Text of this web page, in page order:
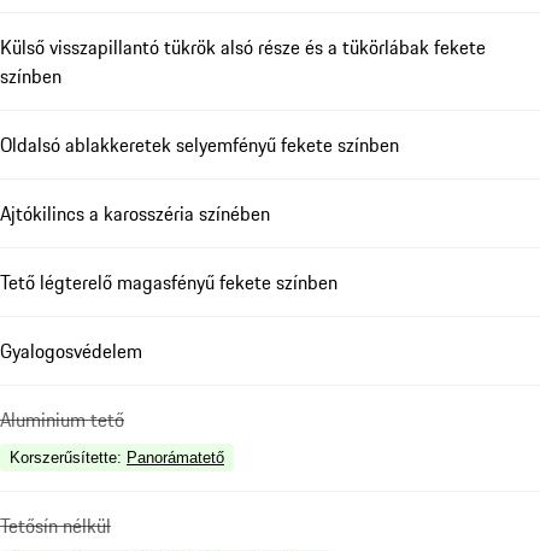
Külső visszapillantó tükrök alsó része és a tükörlábak fekete
színben
Oldalsó ablakkeretek selyemfényű fekete színben
Ajtókilincs a karosszéria színében
Tető légterelő magasfényű fekete színben
Gyalogosvédelem
Aluminium tető
Korszerűsítette: Panorámatető
Tetősín nélkül